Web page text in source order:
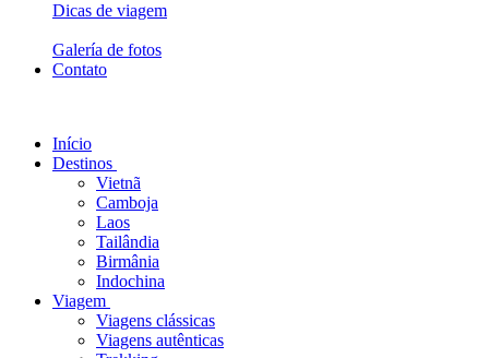
Dicas de viagem
Galería de fotos
Contato
Início
Destinos
Vietnã
Camboja
Laos
Tailândia
Birmânia
Indochina
Viagem
Viagens clássicas
Viagens autênticas